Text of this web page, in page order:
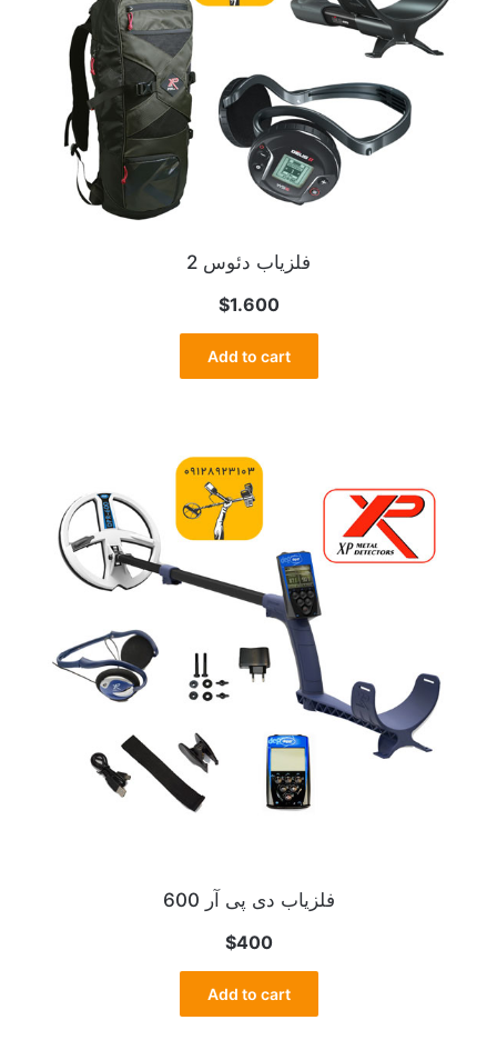
فلزیاب دئوس 2
$1.600
Add to cart
فلزیاب دی پی آر 600
$400
Add to cart